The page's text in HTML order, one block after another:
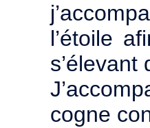
l’étoile
cogne